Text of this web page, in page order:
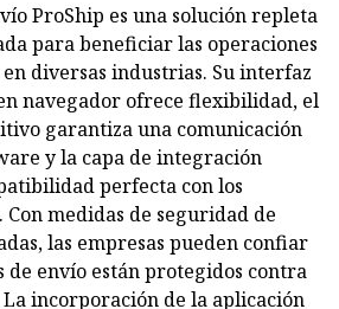
ProShip es una solución repleta
para beneficiar las operaciones
diversas industrias. Su interfaz
navegador ofrece flexibilidad, el
garantiza una comunicación
y la capa de integración
perfecta con los
Con medidas de seguridad de
las empresas pueden confiar
de envío están protegidos contra
La incorporación de la aplicación